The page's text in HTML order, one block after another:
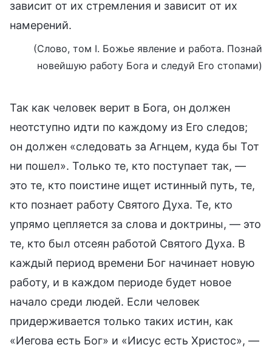
зависит от их стремления и зависит от их
намерений.
(Слово, том I. Божье явление и работа. Познай
новейшую работу Бога и следуй Его стопами)
Так как человек верит в Бога, он должен
неотступно идти по каждому из Его следов;
он должен «следовать за Агнцем, куда бы Тот
ни пошел». Только те, кто поступает так, —
это те, кто поистине ищет истинный путь, те,
кто познает работу Святого Духа. Те, кто
упрямо цепляется за слова и доктрины, — это
те, кто был отсеян работой Святого Духа. В
каждый период времени Бог начинает новую
работу, и в каждом периоде будет новое
начало среди людей. Если человек
придерживается только таких истин, как
«Иегова есть Бог» и «Иисус есть Христос», —